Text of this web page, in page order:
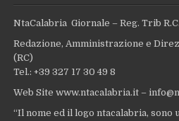
NtaCalabria Giornale – Reg. Trib
Redazione, Amministrazione e
(RC)
Tel.: +39 327 17 30 49 8
Web Site www.ntacalabria.it –
“Il nome ed il logo ntacalabria, sono